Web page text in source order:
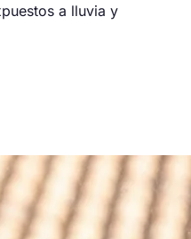
a lluvia y